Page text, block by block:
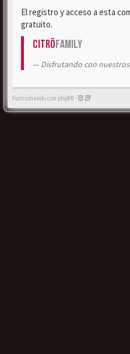
El registro y acceso a esta
gratuito.
CitröFamily
Disfrutando con
Funcionando con phpBB -